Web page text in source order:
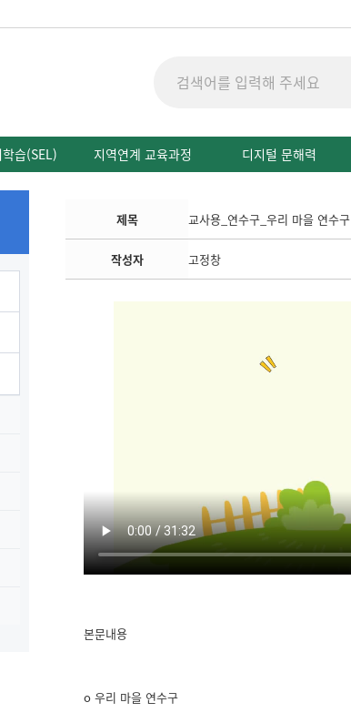
습(SEL) 지역연계 교육과정 디지털 문해력
제목 교사용_연수구_우리 마을 연수구
작성자 고정창
본문내용
o 우리 마을 연수구